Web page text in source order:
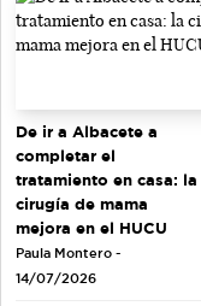
De ir a Albacete a
completar el
tratamiento en casa: la
cirugía de mama
mejora en el HUCU
Paula Montero -
14/07/2026